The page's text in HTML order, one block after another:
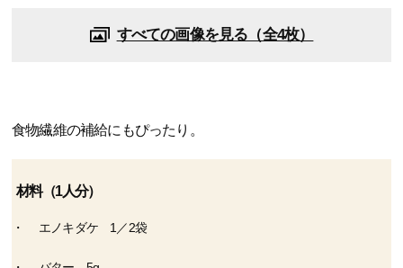
すべての画像を見る（全4枚）
食物繊維の補給にもぴったり。
材料（1人分）
エノキダケ 1／2袋